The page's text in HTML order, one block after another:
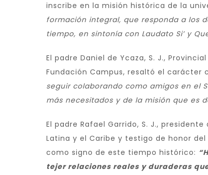
inscribe en la misión histórica de la
formación integral, que responda a los
tiempo, en sintonía con Laudato Si’ y
El padre Daniel de Ycaza, S. J.,
Fundación Campus, resaltó el carácter
seguir colaborando como amigos en el
más necesitados y de la misión que es
El padre Rafael Garrido, S. J.,
Latina y el Caribe y testigo de honor
como signo de este tiempo histórico:
tejer relaciones reales y duraderas